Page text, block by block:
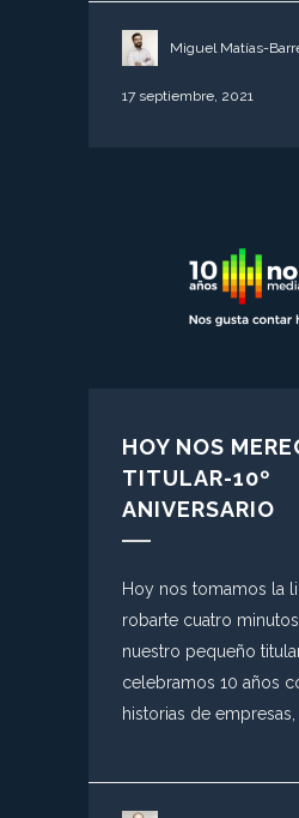
Miguel Matías-
17 septiembre, 2021
HOY NOS
TITULAR-10º
ANIVERSARIO
Hoy nos tomamos la
robarte cuatro
nuestro pequeño
celebramos 10 años
historias de empresas,